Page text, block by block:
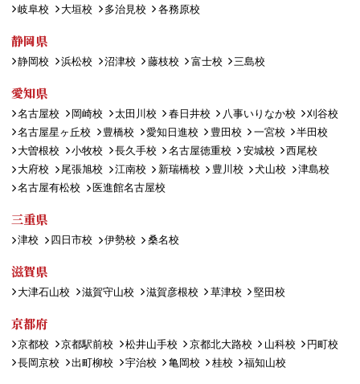
岐阜校 大垣校 多治見校 各務原校
静岡県
静岡校 浜松校 沼津校 藤枝校 富士校 三島校
愛知県
名古屋校 岡崎校 太田川校 春日井校 八事いりなか校
刈谷校
名古屋星ヶ丘校
豊橋校 愛知日進校 豊田校 一宮校
半田校
大曽根校
小牧校 長久手校 名古屋徳重校 安城校
西尾校
大府校
尾張旭校 江南校 新瑞橋校 豊川校 犬山校
津島校
名古屋有松校
医進館名古屋校
三重県
津校 四日市校 伊勢校 桑名校
滋賀県
大津石山校 滋賀守山校 滋賀彦根校 草津校 堅田校
京都府
京都校 京都駅前校 松井山手校 京都北大路校 山科校
円町校
長岡京校
出町柳校 宇治校 亀岡校 桂校 福知山校